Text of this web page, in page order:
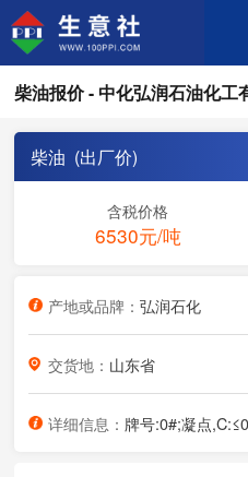
柴油报价 - 中化弘润石油化工
柴油 (出厂价)
含税价格
6530元/吨
产地或品牌： 弘润石化
交货地： 山东省
详细信息： 牌号:0#;凝点